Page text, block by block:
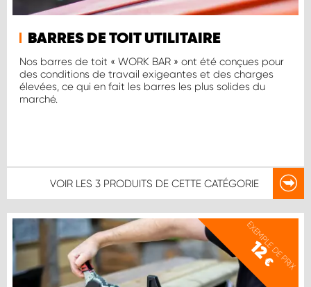
BARRES DE TOIT UTILITAIRE
Nos barres de toit « WORK BAR » ont été conçues pour
des conditions de travail exigeantes et des charges
élevées, ce qui en fait les barres les plus solides du
marché.
VOIR LES 3 PRODUITS DE CETTE CATÉGORIE
EXEMPLE DE PRIX
12
€